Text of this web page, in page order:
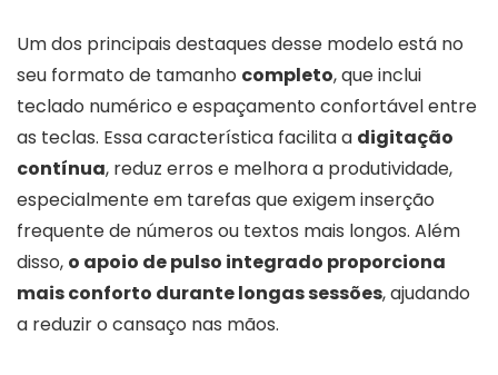
Um dos principais destaques desse modelo está no
seu formato de tamanho completo, que inclui
teclado numérico e espaçamento confortável entre
as teclas. Essa característica facilita a digitação
contínua, reduz erros e melhora a produtividade,
especialmente em tarefas que exigem inserção
frequente de números ou textos mais longos. Além
disso, o apoio de pulso integrado proporciona
mais conforto durante longas sessões, ajudando
a reduzir o cansaço nas mãos.